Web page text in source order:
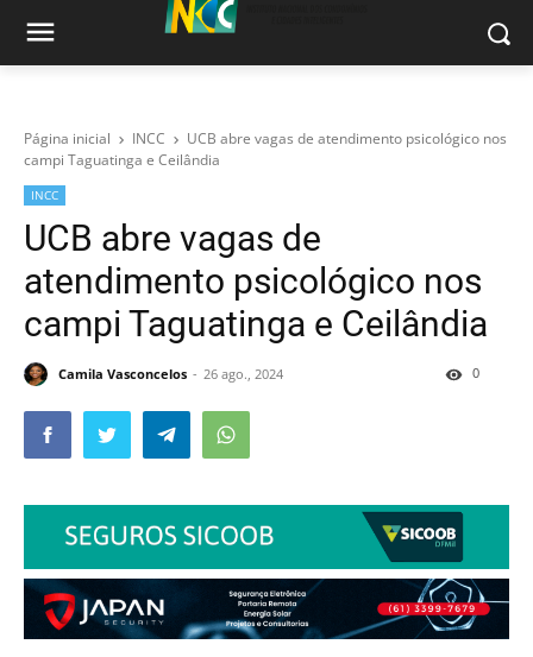
Página inicial INCC
UCB abre vagas de atendimento psicológico nos
campi Taguatinga e Ceilândia
INCC
UCB abre vagas de
atendimento psicológico nos
campi Taguatinga e Ceilândia
Camila Vasconcelos 26 ago., 2024 0